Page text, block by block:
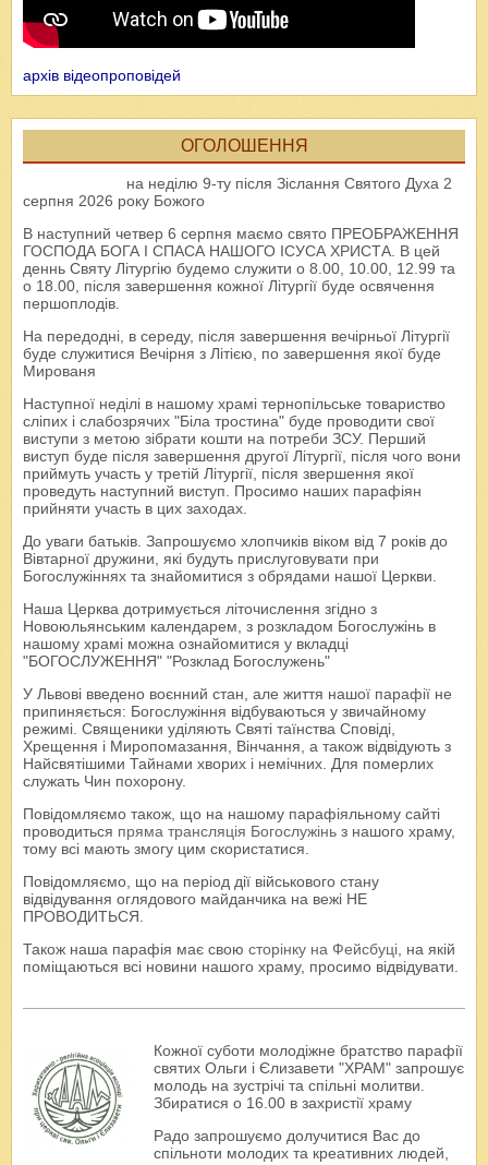
архів відеопроповідей
ОГОЛОШЕННЯ
на неділю 9-ту після Зіслання Святого Духа 2
серпня 2026 року Божого
В наступний четвер 6 серпня маємо свято ПРЕОБРАЖЕННЯ
ГОСПОДА БОГА І СПАСА НАШОГО ІСУСА ХРИСТА. В цей
деннь Святу Літургію будемо служити о 8.00, 10.00, 12.99 та
о 18.00, після завершення кожної Літургії буде освячення
першоплодів.
На передодні, в середу, після завершення вечірньої Літургії
буде служитися Вечірня з Літією, по завершення якої буде
Мированя
Наступної неділі в нашому храмі тернопільське товариство
сліпих і слабозрячих "Біла тростина" буде проводити свої
виступи з метою зібрати кошти на потреби ЗСУ. Перший
виступ буде після завершення другої Літургії, після чого вони
приймуть участь у третій Літургії, після звершення якої
проведуть наступний виступ. Просимо наших парафіян
прийняти участь в цих заходах.
До уваги батьків. Запрошуємо хлопчиків віком від 7 років до
Вівтарної дружини, які будуть прислуговувати при
Богослужіннях та знайомитися з обрядами нашої Церкви.
Наша Церква дотримується літочислення згідно з
Новоюльянським календарем, з розкладом Богослужінь в
нашому храмі можна ознайомитися у вкладці
"БОГОСЛУЖЕННЯ" "Розклад Богослужень"
У Львові введено воєнний стан, але життя нашої парафії не
припиняється: Богослужіння відбуваються у звичайному
режимі. Священики уділяють Святі таїнства Сповіді,
Хрещення і Миропомазання, Вінчання, а також відвідують з
Найсвятішими Тайнами хворих і немічних. Для померлих
служать Чин похорону.
Повідомляємо також, що на нашому парафіяльному сайті
проводиться пряма трансляція Богослужінь з нашого храму,
тому всі мають змогу цим скористатися.
Повідомляємо, що на період дії військового стану
відвідування оглядового майданчика на вежі НЕ
ПРОВОДИТЬСЯ.
Також наша парафія має свою сторінку на Фейсбуці, на якій
поміщаються всі новини нашого храму, просимо відвідувати.
Кожної суботи молодіжне братство парафії
святих Ольги і Єлизавети "ХРАМ" запрошує
молодь на зустрічі та спільні молитви.
Збиратися о 16.00 в захристії храму
Радо запрошуємо долучитися Вас до
спільноти молодих та креативних людей,